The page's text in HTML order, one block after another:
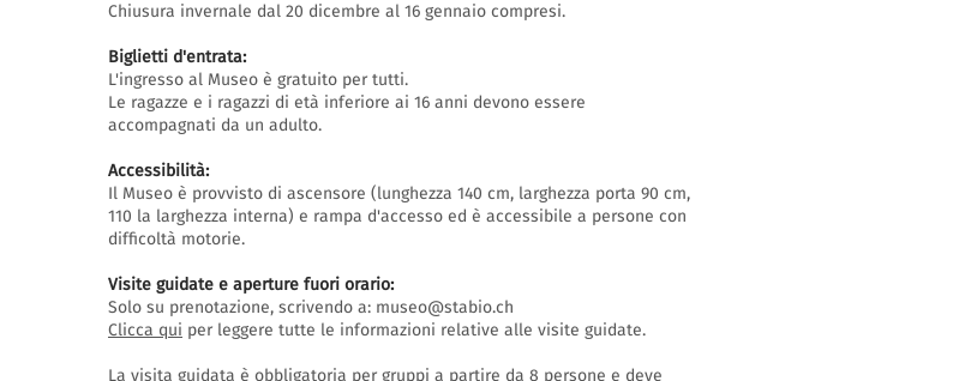
Chiusura invernale dal 20 dicembre al 16 gennaio compresi.
Biglietti d'entrata:
L'ingresso al Museo è gratuito per tutti.
Le ragazze e i ragazzi di età inferiore ai 16 anni devono essere
accompagnati da un adulto.
Accessibilità:
Il Museo è provvisto di ascensore (lunghezza 140 cm, larghezza porta 90 cm,
110 la larghezza interna) e rampa d'accesso ed è accessibile a persone con
difficoltà motorie.
Visite guidate e aperture fuori orario:
Solo su prenotazione, scrivendo a: museo@stabio.ch
Clicca qui per leggere tutte le informazioni relative alle visite guidate.
La visita guidata è obbligatoria per gruppi a partire da 8 persone e deve